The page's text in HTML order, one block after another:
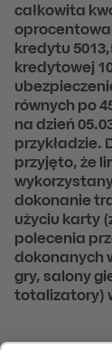
całkowita
kredytu
kredytowej
równych po
na dzień
przykładzie.
przyjęto, że
dokonanie
użyciu karty
polecenia
dokonanych
gry, salony
totalizatory)